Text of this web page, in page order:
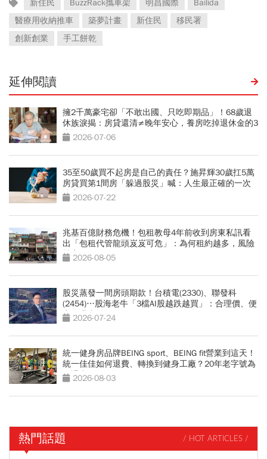
新住民 BuzzRack攜車架 明昌國際
Bailida
醫療用收納推車
築夢計畫 新住民
移民署
創新創業
手工餅乾
延伸閱讀
擁2千萬豪宅卻「不敢出國、只吃即期品」！68歲退
休族淚揭：房貸還清≠晚年安心，養房吃掉退休金的3
大誤算
2026-07-06
35至50歲買不起房是自己的責任？施昇輝30歲扛5萬
房貸買第1間房「躲過股災」喊：人生最正確的一次
決定2026-07-22
兆基百億財務危機！包租教母4年前收到房東私訊看
出「包租代管龍頭岌岌可危」：為何租約越多，風險
越高？
2026-08-05
股災蒸發一間房頭期款！台積電(2330)、聯發科
(2454)…股海老牛「3檔AI股越跌越買」：合理價、便
宜價曝光
2026-07-24
統一健身房品牌BEING sport、BEING fit營業到這天！
統一佳佳如何退費、轉換到健身工廠？20年老字號為
何退出
2026-08-03
熱門話題 / HOT ARTICLES /